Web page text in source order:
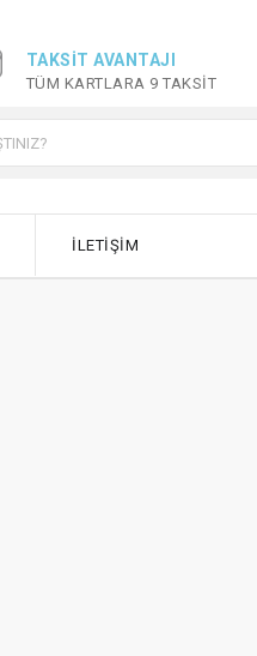
TAKSIT AVANTAJI
TÜM KARTLARA 9 TAKSIT
İLETIŞIM